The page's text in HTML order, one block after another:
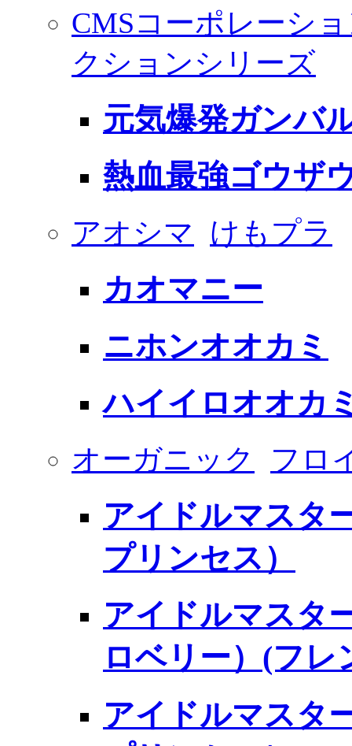
CMSコーポレーシ
クションシリーズ
元気爆発ガンバ
熱血最強ゴウザ
アオシマ けもプラ
カオマニー
ニホンオオカミ
ハイイロオオカ
オーガニック フロ
アイドルマスタ
プリンセス）
アイドルマスタ
ロベリー）(フ
アイドルマスタ